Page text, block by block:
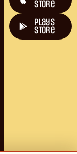
Store
plays
store